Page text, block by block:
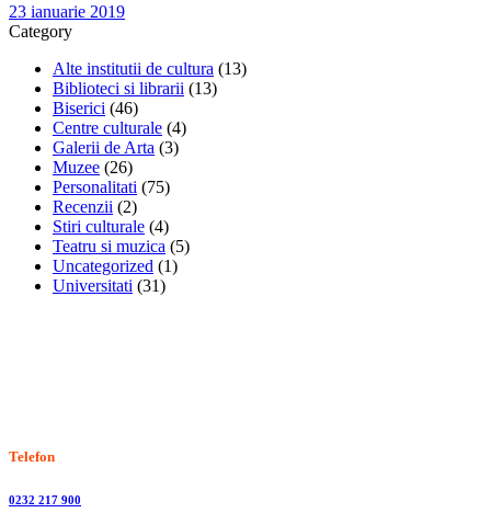
23 ianuarie 2019
Category
Alte institutii de cultura (13)
Biblioteci si librarii (13)
Biserici (46)
Centre culturale (4)
Galerii de Arta (3)
Muzee (26)
Personalitati (75)
Recenzii (2)
Stiri culturale (4)
Teatru si muzica (5)
Uncategorized (1)
Universitati (31)
Telefon
0232 217 900